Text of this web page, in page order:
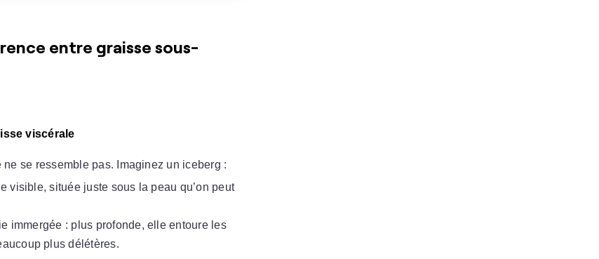
entre graisse sous-
viscérale
se ressemble pas. Imaginez un iceberg :
visible, située juste sous la peau qu’on peut
immergée : plus profonde, elle entoure les
plus délétères.